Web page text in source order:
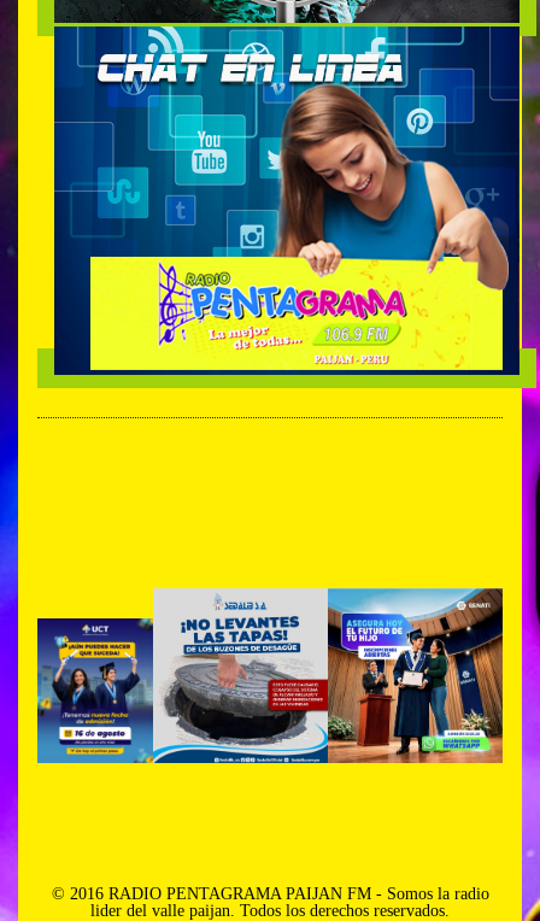
© 2016 RADIO PENTAGRAMA PAIJAN FM - Somos la radio
lider del valle paijan. Todos los derechos reservados.